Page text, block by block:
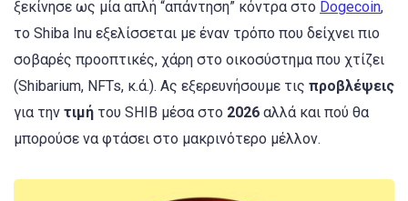
ξεκίνησε ως μία απλή “απάντηση” κόντρα στο Dogecoin,
το Shiba Inu εξελίσσεται με έναν τρόπο που δείχνει πιο
σοβαρές προοπτικές, χάρη στο οικοσύστημα που χτίζει
(Shibarium, NFTs, κ.ά.). Ας εξερευνήσουμε τις προβλέψεις
για την τιμή του SHIB μέσα στο 2026 αλλά και πού θα
μπορούσε να φτάσει στο μακρινότερο μέλλον.